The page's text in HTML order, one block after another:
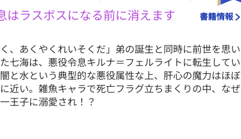
はラスボスになる前に消えます 書籍情報
く、あくやくれいそくだ」弟の誕生と同時に前世を思い
七海は、悪役令息キルナ＝フェルライトに転生してい
と水という典型的な悪役属性な上、肝心の魔力はほぼ
近い。雑魚キャラで死亡フラグ立ちまくりの中、なぜ
王子に溺愛され！？